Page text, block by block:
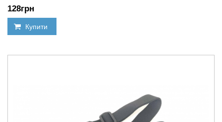
128грн
Купити